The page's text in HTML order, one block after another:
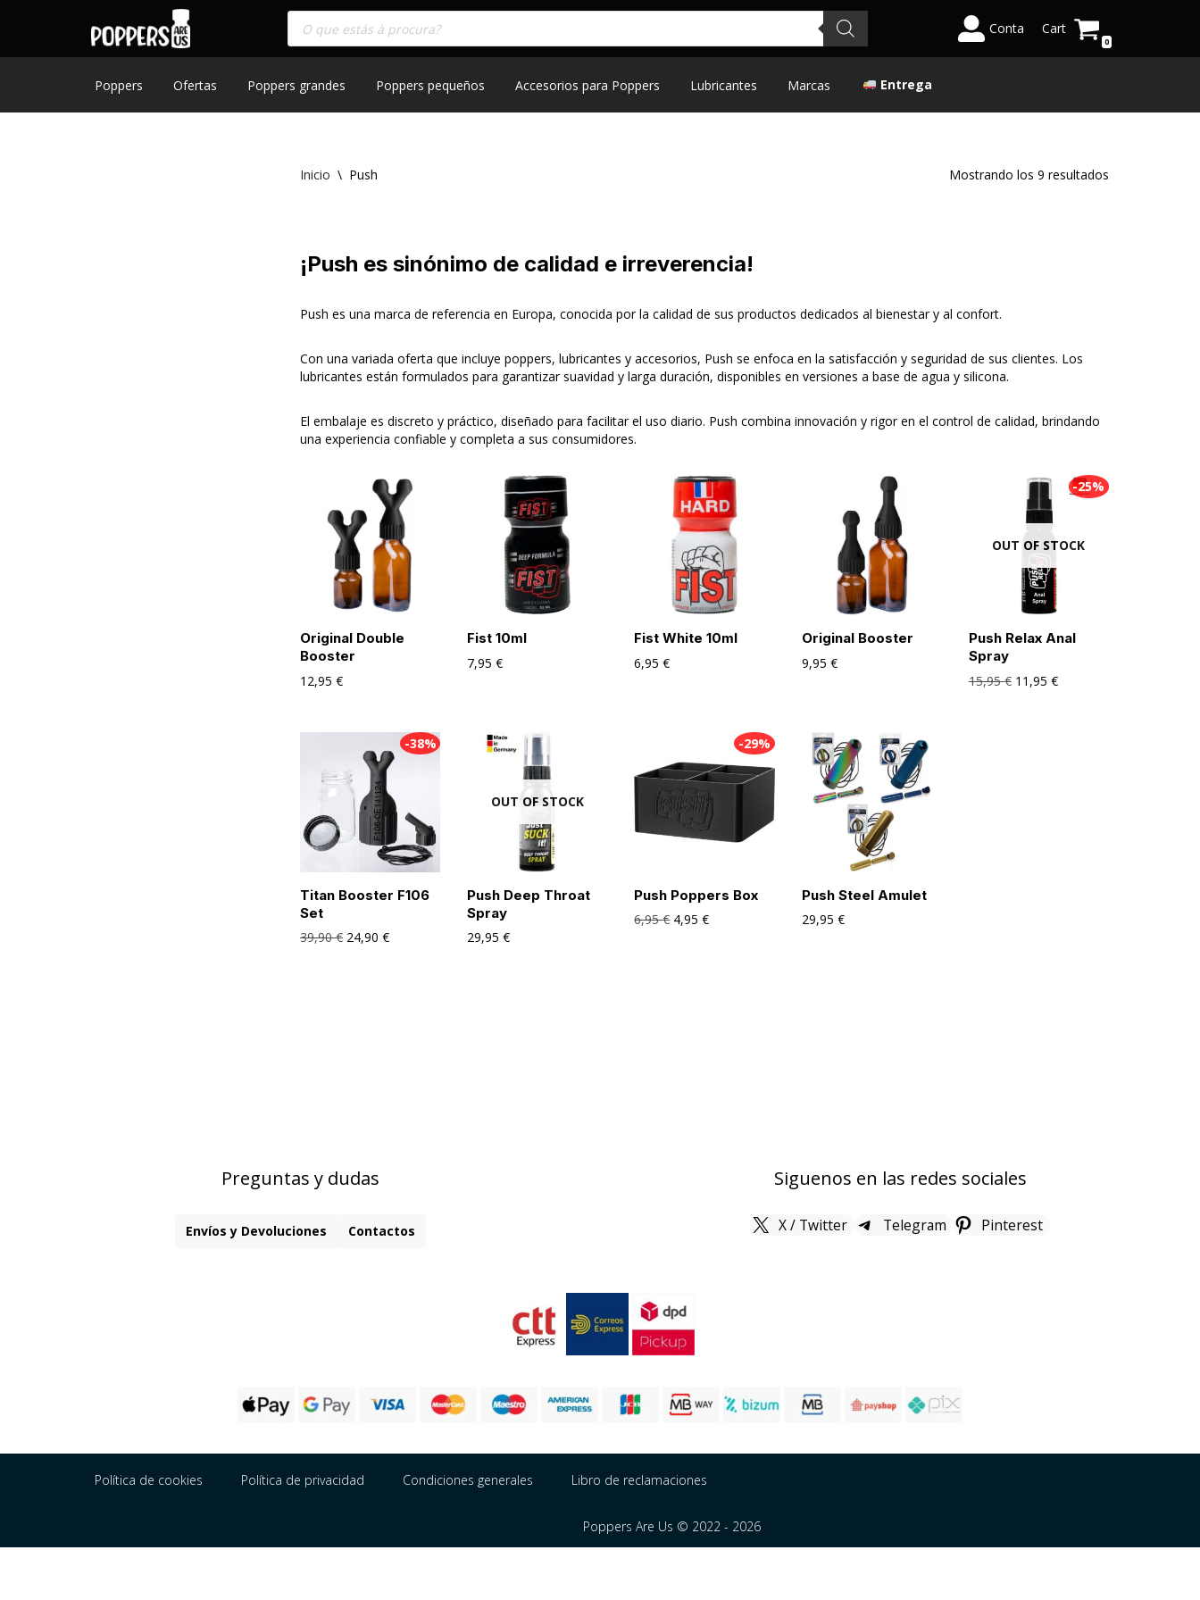
Conta Cart
0
Poppers Ofertas Poppers grandes Poppers pequeños Accesorios para Poppers Lubricantes Marcas Entrega
Inicio \ Push Mostrando los 9 resultados
¡Push es sinónimo de calidad e irreverencia!
Push es una marca de referencia en Europa, conocida por la calidad de sus productos dedicados al bienestar y al confort.
Con una variada oferta que incluye poppers, lubricantes y accesorios, Push se enfoca en la satisfacción y seguridad de sus clientes. Los
lubricantes están formulados para garantizar suavidad y larga duración, disponibles en versiones a base de agua y silicona.
El embalaje es discreto y práctico, diseñado para facilitar el uso diario. Push combina innovación y rigor en el control de calidad, brindando
una experiencia confiable y completa a sus consumidores.
Original Double
Booster
12,95 €
Fist 10ml
7,95€
Fist White 10ml
6,95€
Original Booster
9,95 €
-25%
OUT OF STOCK
Push Relax Anal
Spray
15,95€ 11,95 €
-38%
Titan Booster F106
Set
39,90€ 24,90 €
OUT OF STOCK
Push Deep Throat
Spray
29,95€
-29%
Push Poppers Box
6,95€ 4,95€
Push Steel Amulet
29,95 €
Preguntas y dudas
Envíos y Devoluciones Contactos
Siguenos en las redes sociales
X / Twitter Telegram Pinterest
Política de cookies Política de privacidad Condiciones generales Libro de reclamaciones
Poppers Are Us © 2022 - 2026